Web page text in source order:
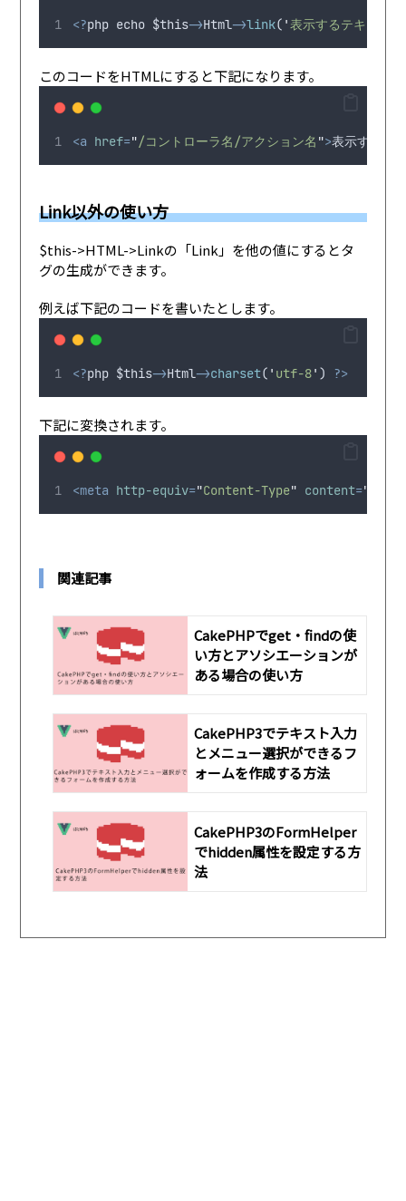
<?php echo $this->Html->link( '表示するテキスト
このコードをHTMLにすると下記になります。
<a href="/コントローラ名/アクション名 ">表示するテ
Link以外の使い方
$this->HTML->Linkの「Link」を他の値にするとタ
グの生成ができます。
例えば下記のコードを書いたとします。
<?php $this->Html->charset( ' utf-8' ) ?>
下記に変換されます。
<meta http-equiv="Content-Type" content="
関連記事
CakePHPでget・findの使
い方とアソシエーションが
ある場合の使い方
CakePHP3でテキスト入力
とメニュー選択ができるフ
ォームを作成する方法
CakePHP3のFormHelper
でhidden属性を設定する方
法